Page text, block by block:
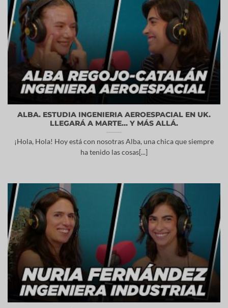
ALBA. ESTUDIA INGENIERIA AEROESPACIAL EN UK.
LLEGARÁ A MARTE… Y MÁS ALLÁ.
¡Hola, Hola! Hoy está con nosotras Alba, una chica que siempre
ha tenido las cosas[...]